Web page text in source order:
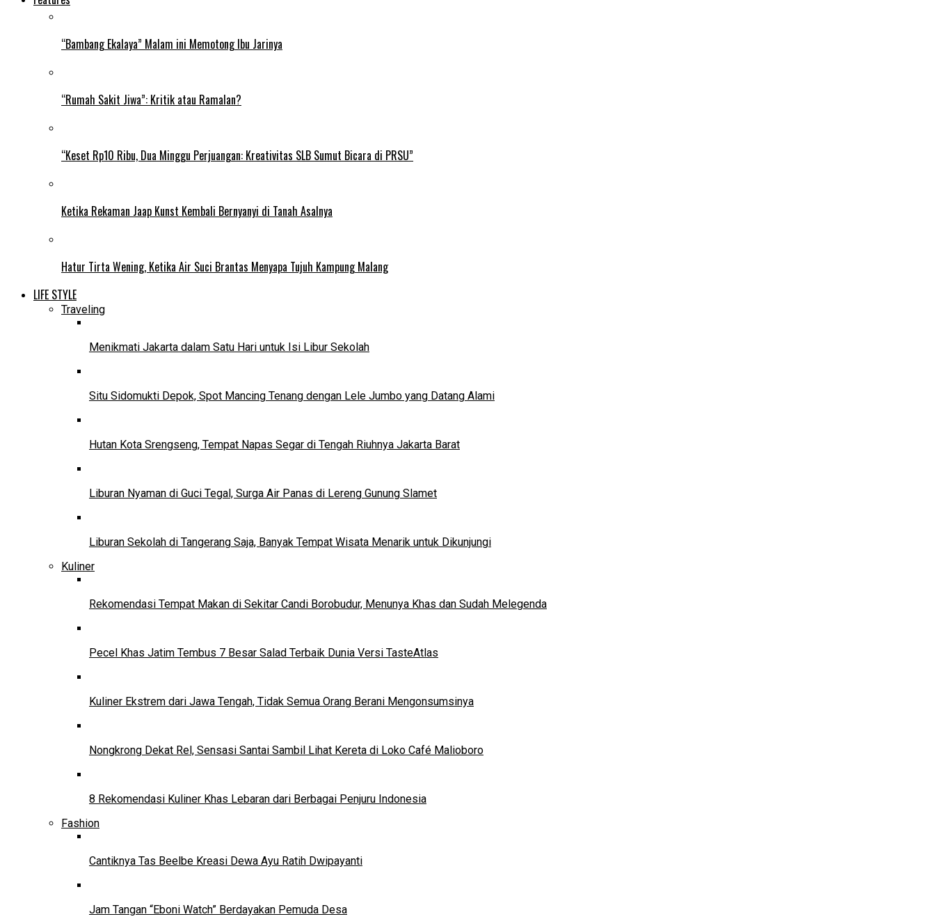
“Bambang Ekalaya” Malam ini Memotong Ibu Jarinya
“Rumah Sakit Jiwa”: Kritik atau Ramalan?
“Keset Rp10 Ribu, Dua Minggu Perjuangan: Kreativitas SLB Sumut Bicara di PRSU”
Ketika Rekaman Jaap Kunst Kembali Bernyanyi di Tanah Asalnya
Hatur Tirta Wening, Ketika Air Suci Brantas Menyapa Tujuh Kampung Malang
LIFE STYLE
Traveling
Menikmati Jakarta dalam Satu Hari untuk Isi Libur Sekolah
Situ Sidomukti Depok, Spot Mancing Tenang dengan Lele Jumbo yang Datang Alami
Hutan Kota Srengseng, Tempat Napas Segar di Tengah Riuhnya Jakarta Barat
Liburan Nyaman di Guci Tegal, Surga Air Panas di Lereng Gunung Slamet
Liburan Sekolah di Tangerang Saja, Banyak Tempat Wisata Menarik untuk Dikunjungi
Kuliner
Rekomendasi Tempat Makan di Sekitar Candi Borobudur, Menunya Khas dan Sudah Melegenda
Pecel Khas Jatim Tembus 7 Besar Salad Terbaik Dunia Versi TasteAtlas
Kuliner Ekstrem dari Jawa Tengah, Tidak Semua Orang Berani Mengonsumsinya
Nongkrong Dekat Rel, Sensasi Santai Sambil Lihat Kereta di Loko Café Malioboro
8 Rekomendasi Kuliner Khas Lebaran dari Berbagai Penjuru Indonesia
Fashion
Cantiknya Tas Beelbe Kreasi Dewa Ayu Ratih Dwipayanti
Jam Tangan “Eboni Watch” Berdayakan Pemuda Desa